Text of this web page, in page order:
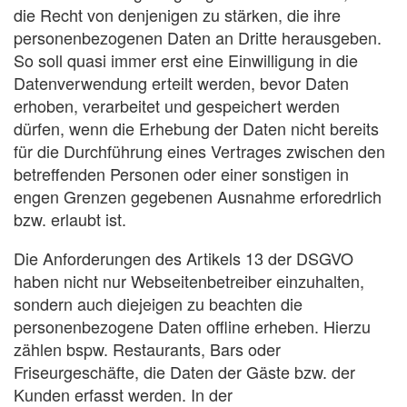
die Recht von denjenigen zu stärken, die ihre
personenbezogenen Daten an Dritte herausgeben.
So soll quasi immer erst eine Einwilligung in die
Datenverwendung erteilt werden, bevor Daten
erhoben, verarbeitet und gespeichert werden
dürfen, wenn die Erhebung der Daten nicht bereits
für die Durchführung eines Vertrages zwischen den
betreffenden Personen oder einer sonstigen in
engen Grenzen gegebenen Ausnahme erforedrlich
bzw. erlaubt ist.
Die Anforderungen des Artikels 13 der DSGVO
haben nicht nur Webseitenbetreiber einzuhalten,
sondern auch diejeigen zu beachten die
personenbezogene Daten offline erheben. Hierzu
zählen bspw. Restaurants, Bars oder
Friseurgeschäfte, die Daten der Gäste bzw. der
Kunden erfasst werden. In der